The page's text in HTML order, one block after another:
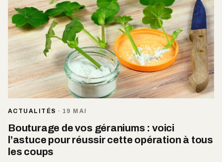
ACTUALITÉS · 19 MAI
Bouturage de vos géraniums : voici
l’astuce pour réussir cette opération à tous
les coups